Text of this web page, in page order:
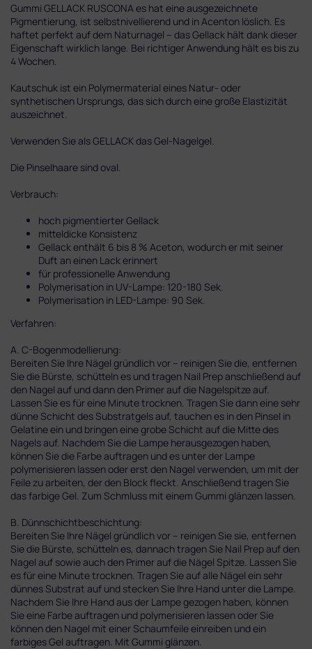
Gummi GELLACK RUSCONA es hat eine ausgezeichnete
Pigmentierung, ist selbstnivellierend und in Acenton löslich. Es
haftet perfekt auf dem Naturnagel – das Gellack hält dank dieser
Eigenschaft wirklich lange. Bei richtiger Anwendung hält es bis zu
4 Wochen.
Kautschuk ist ein Polymermaterial eines Natur- oder
synthetischen Ursprungs, das sich durch eine große Elastizität
auszeichnet.
Verwenden Sie als GELLACK das Gel-Nagelgel.
Die Pinselhaare sind oval
Verbrauch:
hoch pigmentierter Gellack
mitteldicke Konsistenz
Gellack enthält 6 bis 8 % Aceton, wodurch er mit seiner
Duft an einen Lack erinnert
für professionelle Anwendung
Polymerisation in UV-Lampe: 120-180 Sek.
Polymerisation in LED-Lampe: 90 Sek.
Verfahren:
A. C-Bogenmodellierung:
Bereiten Sie Ihre Nägel gründlich vor – reinigen Sie die, entfernen
Sie die Bürste, schütteln es und tragen Nail Prep anschließend auf
den Nagel auf und dann den Primer auf die Nagelspitze auf.
Lassen Sie es für eine Minute trocknen. Tragen Sie dann eine sehr
dünne Schicht des Substratgels auf, tauchen es in den Pinsel in
Gelatine ein und bringen eine grobe Schicht auf die Mitte des
Nagels auf. Nachdem Sie die Lampe herausgezogen haben,
können Sie die Farbe auftragen und es unter der Lampe
polymerisieren lassen oder erst den Nagel verwenden, um mit der
Feile zu arbeiten, der den Block fleckt. Anschließend tragen Sie
das farbige Gel. Zum Schmluss mit einem Gummi glänzen lassen.
B. Dünnschichtbeschichtung:
Bereiten Sie Ihre Nägel gründlich vor – reinigen Sie sie, entfernen
Sie die Bürste, schütteln es, dannach tragen Sie Nail Prep auf den
Nagel auf sowie auch den Primer auf die Nägel Spitze. Lassen Sie
es für eine Minute trocknen. Tragen Sie auf alle Nägel ein sehr
dünnes Substrat auf und stecken Sie Ihre Hand unter die Lampe.
Nachdem Sie Ihre Hand aus der Lampe gezogen haben, können
Sie eine Farbe auftragen und polymerisieren lassen oder Sie
können den Nagel mit einer Schaumfeile einreiben und ein
farbiges Gel auftragen. Mit Gummi glänzen.